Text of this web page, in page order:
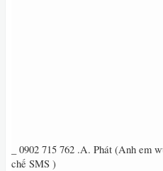
_ 0902 715 762 .A. Phát (Anh em
chế SMS )